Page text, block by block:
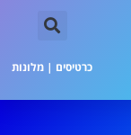
כרטיסים | מלונות